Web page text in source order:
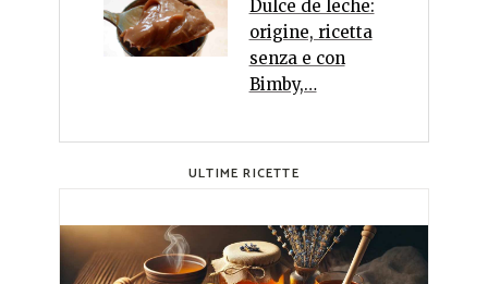
Dulce de leche:
origine, ricetta
senza e con
Bimby,…
ULTIME RICETTE